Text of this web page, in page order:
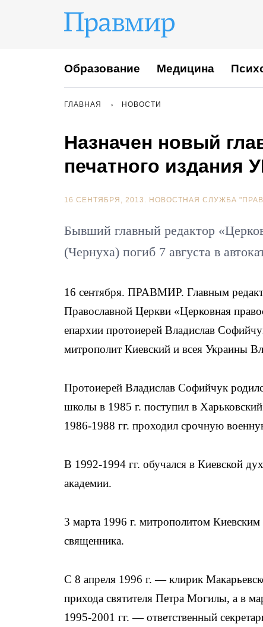
Образование Медицина
ГЛАВНАЯ НОВОСТИ
Назначен новый
печатного издания
16 СЕНТЯБРЯ, 2013. НОВОСТНАЯ СЛУЖБА
Бывший главный редактор
(Чернуха) погиб 7 августа в
16 сентября. ПРАВМИР. Главным
Православной Церкви «Церковная
епархии протоиерей Владислав
митрополит Киевский и всея Украины
Протоиерей Владислав Софийчук
школы в 1985 г. поступил в
1986-1988 гг. проходил срочную
В 1992-1994 гг. обучался в Киевской
академии.
3 марта 1996 г. митрополитом
священника.
С 8 апреля 1996 г. — клирик
прихода святителя Петра Могилы, а в
1995-2001 гг. — ответственный